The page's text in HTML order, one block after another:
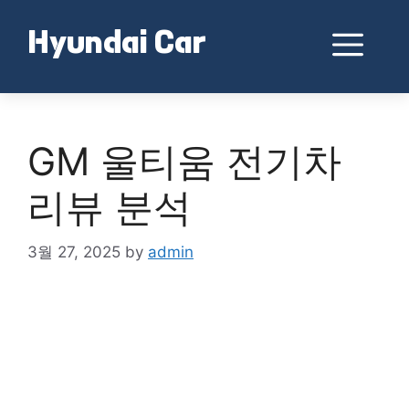
contentHyundai Car
GM 울티움 전기차
리뷰 분석
3월 27, 2025 by admin